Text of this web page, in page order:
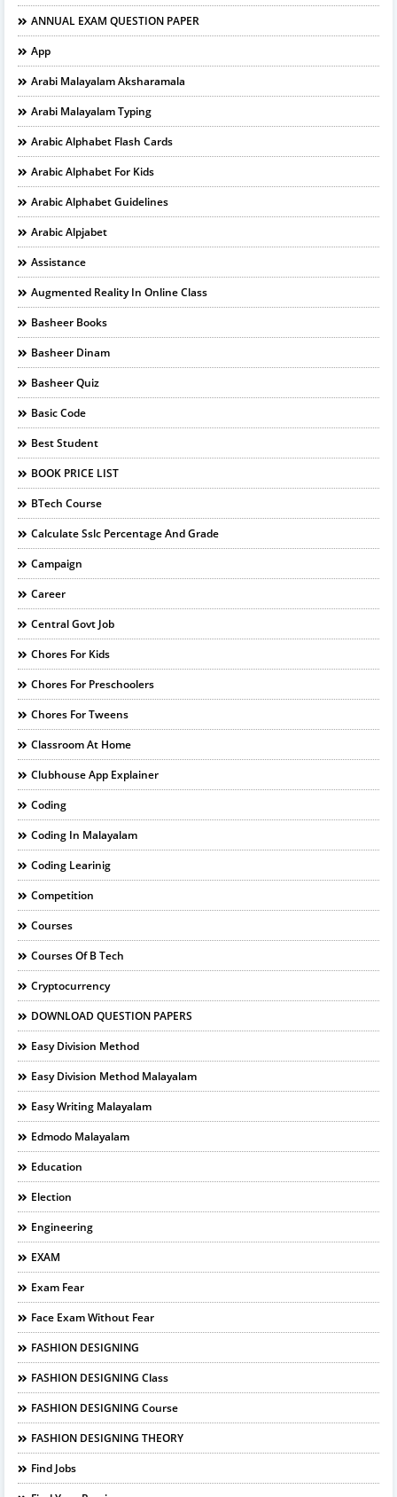
ANNUAL EXAM QUESTION PAPER
App
Arabi Malayalam Aksharamala
Arabi Malayalam Typing
Arabic Alphabet Flash Cards
Arabic Alphabet For Kids
Arabic Alphabet Guidelines
Arabic Alpjabet
Assistance
Augmented Reality In Online Class
Basheer Books
Basheer Dinam
Basheer Quiz
Basic Code
Best Student
BOOK PRICE LIST
BTech Course
Calculate Sslc Percentage And Grade
Campaign
Career
Central Govt Job
Chores For Kids
Chores For Preschoolers
Chores For Tweens
Classroom At Home
Clubhouse App Explainer
Coding
Coding In Malayalam
Coding Learinig
Competition
Courses
Courses Of B Tech
Cryptocurrency
DOWNLOAD QUESTION PAPERS
Easy Division Method
Easy Division Method Malayalam
Easy Writing Malayalam
Edmodo Malayalam
Education
Election
Engineering
EXAM
Exam Fear
Face Exam Without Fear
FASHION DESIGNING
FASHION DESIGNING Class
FASHION DESIGNING Course
FASHION DESIGNING THEORY
Find Jobs